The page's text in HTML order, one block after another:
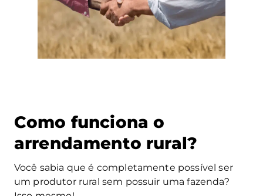
Como funciona o
arrendamento rural?
Você sabia que é completamente possível ser
um produtor rural sem possuir uma fazenda?